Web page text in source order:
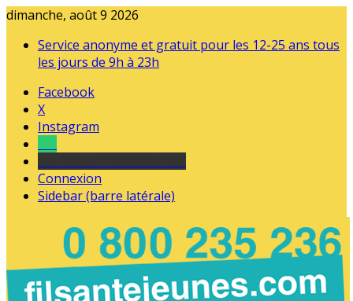
dimanche, août 9 2026
Service anonyme et gratuit pour les 12-25 ans tous
les jours de 9h à 23h
Facebook
X
Instagram
Connexion
Sidebar (barre latérale)